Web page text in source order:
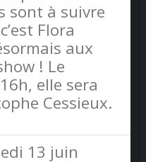
sont à suivre
Flora
aux
! Le
elle sera
Cessieux.
13 juin